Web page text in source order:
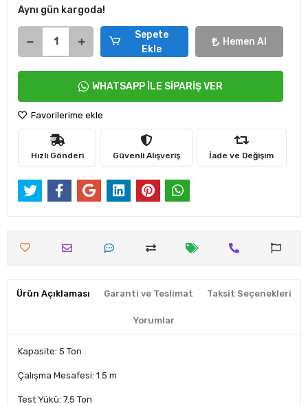
Aynı gün kargoda!
Sepete
Ekle
Hemen Al
WHATSAPP İLE SİPARİŞ VER
Favorilerime ekle
Hızlı Gönderi Güvenli Alışveriş İade ve Değişim
Ürün Açıklaması Garanti ve Teslimat Taksit Seçenekleri
Yorumlar
Kapasite: 5 Ton
Çalışma Mesafesi: 1.5 m
Test Yükü: 7.5 Ton